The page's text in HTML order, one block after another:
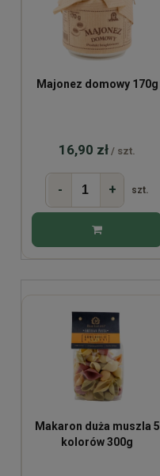
Majonez domowy 170g
16,90 zł / szt.
- + szt.
Makaron duża muszla 5
kolorów 300g